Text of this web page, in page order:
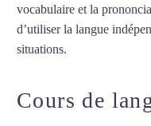
vocabulaire et la
d’utiliser la langue
situations.
Cours de